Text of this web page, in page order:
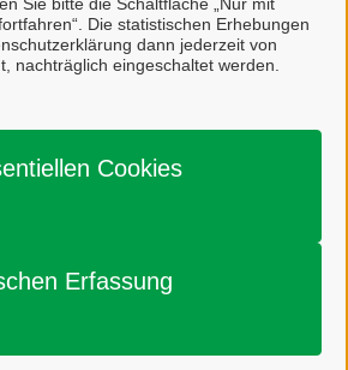
Die statistischen Erhebungen
dann jederzeit von
nachträglich eingeschaltet werden.
Cookies
Erfassung